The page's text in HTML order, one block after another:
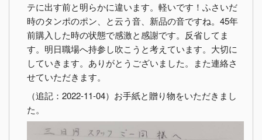
テに出す前と明らかに違います。軽いです！ふさいだ
時のタンポのポン、と云う音、新品の音ですね。45年
前購入した時の状態で感激と感謝です。反省してま
す。明日職場へ持参し吹こうと考えています。大切に
していきます。ありがとうございました。また連絡さ
せていただきます。
（追記：2022-11-04）お手紙と贈り物をいただきまし
た。